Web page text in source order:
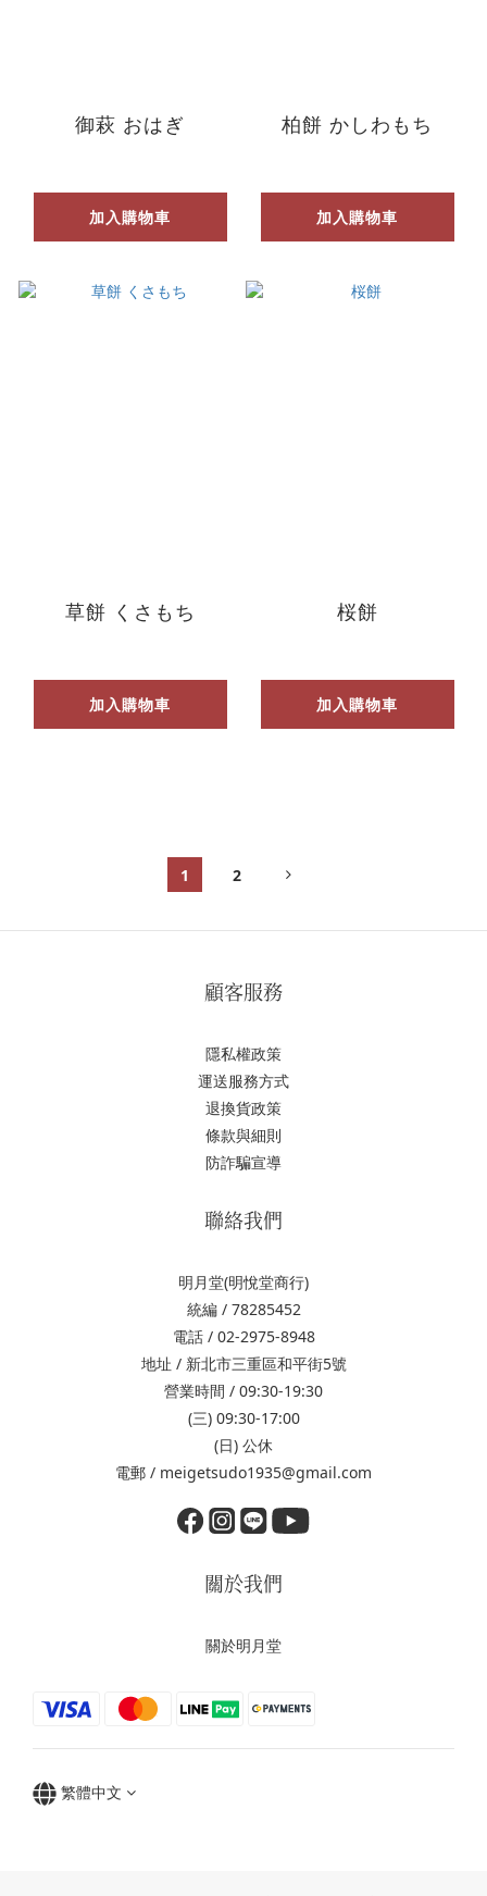
御萩 おはぎ
加入購物車
柏餅 かしわもち
加入購物車
草餅 くさもち
加入購物車
桜餅
加入購物車
1 2
顧客服務
隱私權政策
運送服務方式
退換貨政策
條款與細則
防詐騙宣導
聯絡我們
明月堂(明悅堂商行)
統編 / 78285452
電話 / 02-2975-8948
地址 / 新北市三重區和平街5號
營業時間 / 09:30-19:30
(三) 09:30-17:00
(日) 公休
電郵 / meigetsudo1935@gmail.com
關於我們
關於明月堂
繁體中文